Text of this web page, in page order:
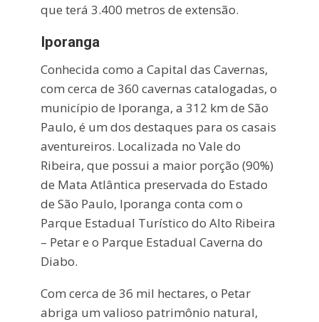
que terá 3.400 metros de extensão.
Iporanga
Conhecida como a Capital das Cavernas,
com cerca de 360 cavernas catalogadas, o
município de Iporanga, a 312 km de São
Paulo, é um dos destaques para os casais
aventureiros. Localizada no Vale do
Ribeira, que possui a maior porção (90%)
de Mata Atlântica preservada do Estado
de São Paulo, Iporanga conta com o
Parque Estadual Turístico do Alto Ribeira
– Petar e o Parque Estadual Caverna do
Diabo.
Com cerca de 36 mil hectares, o Petar
abriga um valioso patrimônio natural,